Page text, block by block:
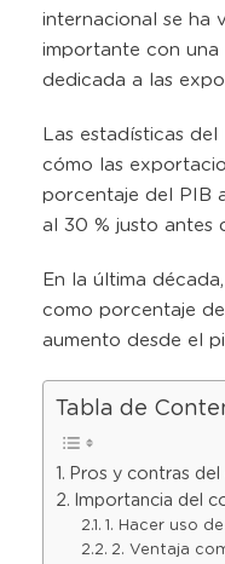
internacional se ha
importante con
dedicada a las
Las estadísticas
cómo las
porcentaje del PIB
al 30 % justo antes
En la última
como porcentaje
aumento desde el
Tabla de
Pros y contras
Importancia del
1. Hacer uso
2. Ventaja